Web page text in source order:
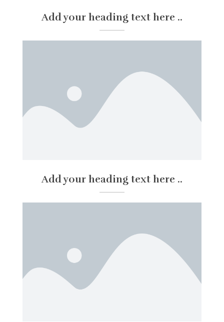
Add your heading text here ..
Add your heading text here ..